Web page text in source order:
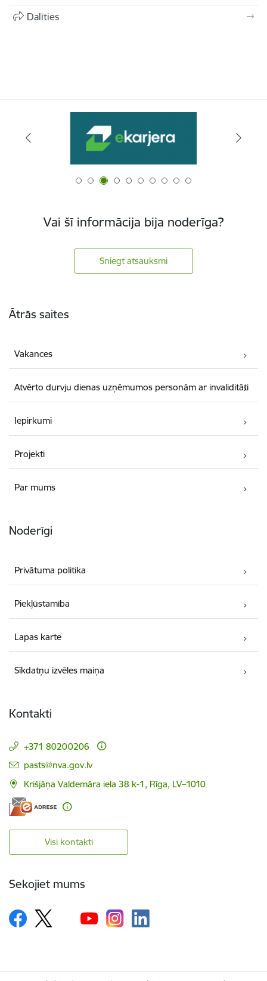
Dalīties
Vai šī informācija bija noderīga?
Sniegt atsauksmi
Ātrās saites
Vakances
Atvērto durvju dienas uzņēmumos personām ar invaliditāti
Iepirkumi
Projekti
Par mums
Noderīgi
Privātuma politika
Piekļūstamība
Lapas karte
Sīkdatņu izvēles maiņa
Kontakti
+371 80200206
E-pasts:
pasts@nva.gov.lv
Krišjāņa Valdemāra iela 38 k-1, Rīga, LV–1010
Visi kontakti
Sekojiet mums